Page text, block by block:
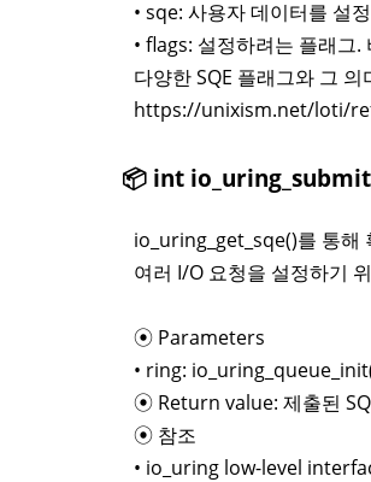
• sqe: 사용자 데이터를 설
• flags: 설정하려는 플래그
다양한 SQE 플래그와 그
https://unixism.net/loti/
📦 int
io_uring_get_sqe()를 통해
여러 I/O 요청을 설정하기
⦿ Parameters
• ring:
⦿ Return value: 제출된
⦿ 참조
• io_uring low-level